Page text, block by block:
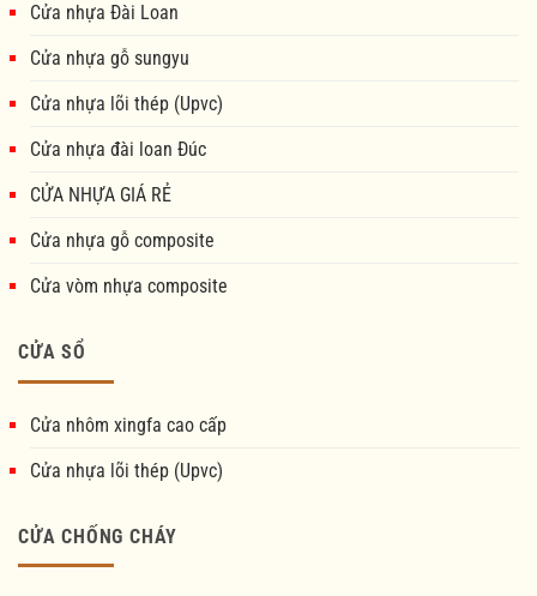
Cửa nhựa Đài Loan
Cửa nhựa gỗ sungyu
Cửa nhựa lõi thép (Upvc)
Cửa nhựa đài loan Đúc
CỬA NHỰA GIÁ RẺ
Cửa nhựa gỗ composite
Cửa vòm nhựa composite
CỬA SỔ
Cửa nhôm xingfa cao cấp
Cửa nhựa lõi thép (Upvc)
CỬA CHỐNG CHÁY